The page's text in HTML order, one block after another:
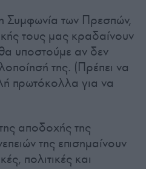
των Πρεσπών,
τους μας κραδαίνουν
υποστούμε αν δεν
της. (Πρέπει να
πρωτόκολλα για να
αποδοχής της
της επισημαίνουν
πολιτικές και